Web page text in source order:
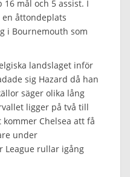
mål och 5 assist. I
åttondeplats
i Bournemouth som
landslaget inför
sig Hazard då han
säger olika lång
ligger på två till
Chelsea att få
under
League rullar igång